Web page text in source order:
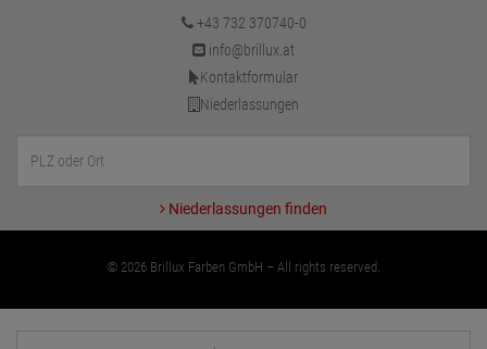
+43 732 370740-0
info@brillux.at
Kontaktformular
Niederlassungen
Niederlassungen finden
© 2026 Brillux Farben GmbH – All rights reserved.